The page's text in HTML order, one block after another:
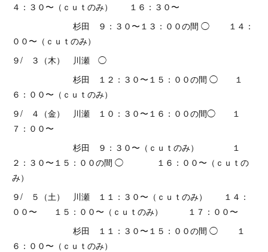
４：３０〜（ｃｕｔのみ） １６：３０〜
杉田 ９：３０〜１３：００の間 ◯ １４：
００〜（ｃｕｔのみ）
９/ ３（木） 川瀬 ◯
杉田 １２：３０〜１５：００の間 ◯ １
６：００〜（ｃｕｔのみ）
９/ ４（金） 川瀬 １０：３０〜１６：００の間◯ １
７：００〜
杉田 ９：３０〜（ｃｕｔのみ） １
２：３０〜１５：００の間 ◯ １６：００〜（ｃｕｔの
み）
９/ ５（土） 川瀬 １１：３０〜（ｃｕｔのみ） １４：
００〜 １５：００〜（ｃｕｔのみ） １７：００〜
杉田 １１：３０〜１５：００の間 ◯ １
６：００〜（ｃｕｔのみ）